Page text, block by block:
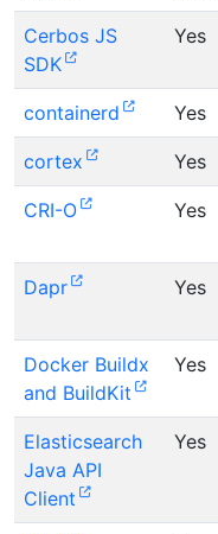
Cerbos JS
SDK
Yes
containerd Yes
cortex Yes
CRI-O Yes
Dapr Yes
Docker Buildx
and BuildKit
Yes
Elasticsearch
Java API
Client
Yes